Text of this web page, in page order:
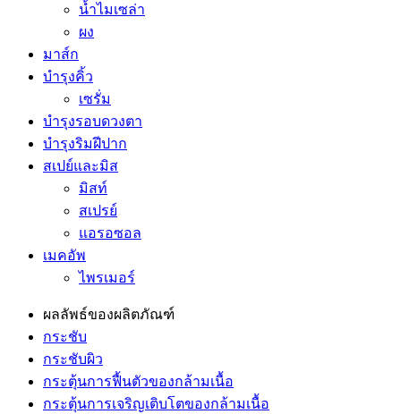
น้ำไมเซล่า
ผง
มาส์ก
บำรุงคิ้ว
เซรั่ม
บำรุงรอบดวงตา
บำรุงริมฝีปาก
สเปย์และมิส
มิสท์
สเปรย์
แอรอซอล
เมคอัพ
ไพรเมอร์
ผลลัพธ์ของผลิตภัณฑ์
กระชับ
กระชับผิว
กระตุ้นการฟื้นตัวของกล้ามเนื้อ
กระตุ้นการเจริญเติบโตของกล้ามเนื้อ